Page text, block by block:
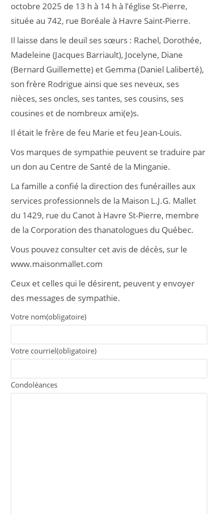
octobre 2025 de 13 h à 14 h à l’église St-Pierre,
située au 742, rue Boréale à Havre Saint-Pierre.
Il laisse dans le deuil ses sœurs : Rachel, Dorothée,
Madeleine (Jacques Barriault), Jocelyne, Diane
(Bernard Guillemette) et Gemma (Daniel Laliberté),
son frère Rodrigue ainsi que ses neveux, ses
nièces, ses oncles, ses tantes, ses cousins, ses
cousines et de nombreux ami(e)s.
Il était le frère de feu Marie et feu Jean-Louis.
Vos marques de sympathie peuvent se traduire par
un don au Centre de Santé de la Minganie.
La famille a confié la direction des funérailles aux
services professionnels de la Maison L.J.G. Mallet
du 1429, rue du Canot à Havre St-Pierre, membre
de la Corporation des thanatologues du Québec.
Vous pouvez consulter cet avis de décès, sur le
www.maisonmallet.com
Ceux et celles qui le désirent, peuvent y envoyer
des messages de sympathie.
Votre nom(obligatoire)
Votre courriel(obligatoire)
Condoléances